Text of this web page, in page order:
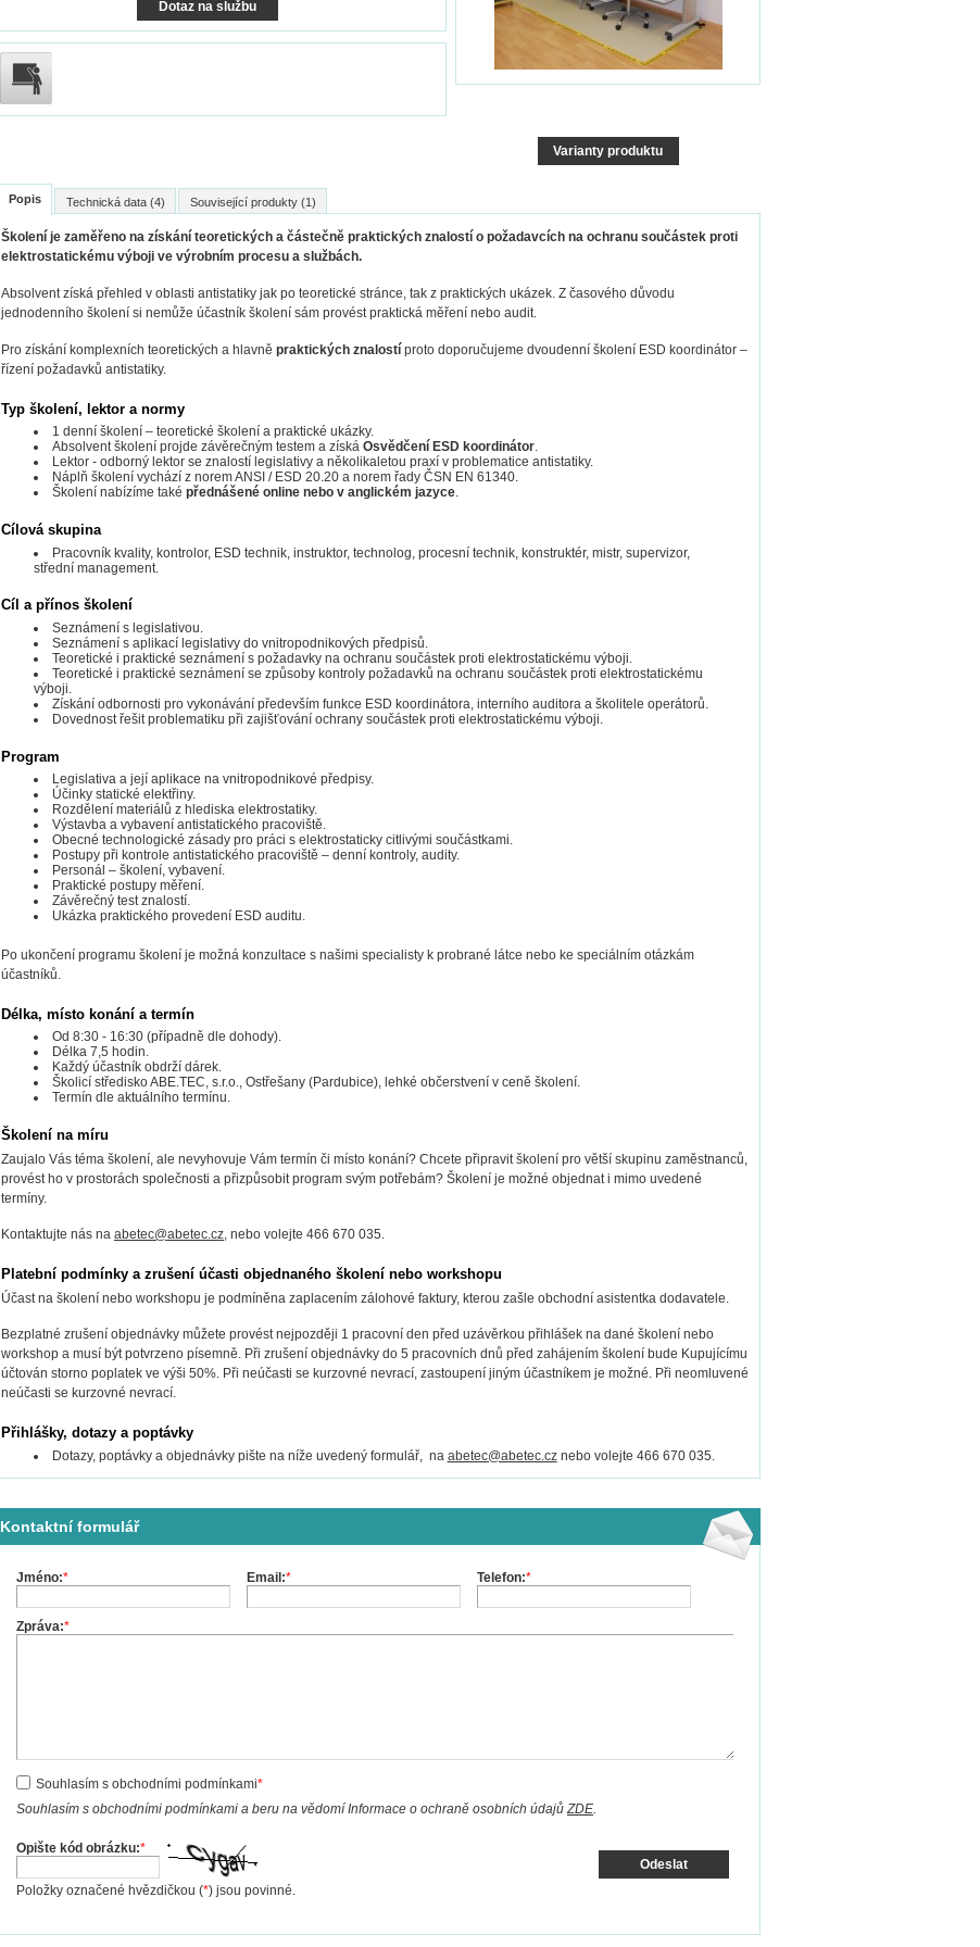
Dotaz na službu
Varianty produktu
Popis Technická data (4) Související produkty (1)
Školení je zaměřeno na získání teoretických a částečně praktických znalostí o požadavcích na ochranu součástek proti
elektrostatickému výboji ve výrobním procesu a službách.
Absolvent získá přehled v oblasti antistatiky jak po teoretické stránce, tak z praktických ukázek. Z časového důvodu
jednodenního školení si nemůže účastník školení sám provést praktická měření nebo audit.
Pro získání komplexních teoretických a hlavně praktických znalostí proto doporučujeme dvoudenní školení ESD koordinátor –
řízení požadavků antistatiky.
Typ školení, lektor a normy
1 denní školení – teoretické školení a praktické ukázky.
Absolvent školení projde závěrečným testem a získá Osvědčení ESD koordinátor.
Lektor - odborný lektor se znalostí legislativy a několikaletou praxí v problematice antistatiky.
Náplň školení vychází z norem ANSI / ESD 20.20 a norem řady ČSN EN 61340.
Školení nabízíme také přednášené online nebo v anglickém jazyce.
Cílová skupina
Pracovník kvality, kontrolor, ESD technik, instruktor, technolog, procesní technik, konstruktér, mistr, supervizor,
střední management.
Cíl a přínos školení
Seznámení s legislativou.
Seznámení s aplikací legislativy do vnitropodnikových předpisů.
Teoretické i praktické seznámení s požadavky na ochranu součástek proti elektrostatickému výboji.
Teoretické i praktické seznámení se způsoby kontroly požadavků na ochranu součástek proti elektrostatickému
výboji.
Získání odbornosti pro vykonávání především funkce ESD koordinátora, interního auditora a školitele operátorů.
Dovednost řešit problematiku při zajišťování ochrany součástek proti elektrostatickému výboji.
Program
Legislativa a její aplikace na vnitropodnikové předpisy.
Účinky statické elektřiny.
Rozdělení materiálů z hlediska elektrostatiky.
Výstavba a vybavení antistatického pracoviště.
Obecné technologické zásady pro práci s elektrostaticky citlivými součástkami.
Postupy při kontrole antistatického pracoviště – denní kontroly, audity.
Personál – školení, vybavení.
Praktické postupy měření.
Závěrečný test znalostí.
Ukázka praktického provedení ESD auditu.
Po ukončení programu školení je možná konzultace s našimi specialisty k probrané látce nebo ke speciálním otázkám
účastníků.
Délka, místo konání a termín
Od 8:30 - 16:30 (případně dle dohody).
Délka 7,5 hodin.
Každý účastník obdrží dárek.
Školicí středisko ABE.TEC, s.r.o., Ostřešany (Pardubice), lehké občerstvení v ceně školení.
Termín dle aktuálního termínu.
Školení na míru
Zaujalo Vás téma školení, ale nevyhovuje Vám termín či místo konání? Chcete připravit školení pro větší skupinu zaměstnanců,
provést ho v prostorách společnosti a přizpůsobit program svým potřebám? Školení je možné objednat i mimo uvedené
termíny.
Kontaktujte nás na abetec@abetec.cz, nebo volejte 466 670 035.
Platební podmínky a zrušení účasti objednaného školení nebo workshopu
Účast na školení nebo workshopu je podmíněna zaplacením zálohové faktury, kterou zašle obchodní asistentka dodavatele.
Bezplatné zrušení objednávky můžete provést nejpozději 1 pracovní den před uzávěrkou přihlášek na dané školení nebo
workshop a musí být potvrzeno písemně. Při zrušení objednávky do 5 pracovních dnů před zahájením školení bude Kupujícímu
účtován storno poplatek ve výši 50%. Při neúčasti se kurzovné nevrací, zastoupení jiným účastníkem je možné. Při neomluvené
neúčasti se kurzovné nevrací.
Přihlášky, dotazy a poptávky
Dotazy, poptávky a objednávky pište na níže uvedený formulář, na abetec@abetec.cznebo volejte 466 670 035.
Kontaktní formulář
Jméno:* Email:* Telefon:*
Zpráva:*
Souhlasím s obchodními podmínkami*
Souhlasím s obchodními podmínkami a beru na vědomí Informace o ochraně osobních údajů ZDE
Opište kód obrázku:*
Položky označené hvězdičkou (*) jsou povinné.
Odeslat